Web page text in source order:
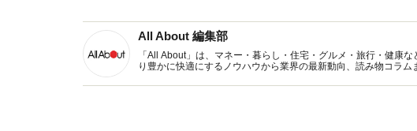
All About 編集部
「All About」は、マネー・暮らし・住宅・グルメ・旅行・健康
り豊かに快適にするノウハウから業界の最新動向、読み物コラ